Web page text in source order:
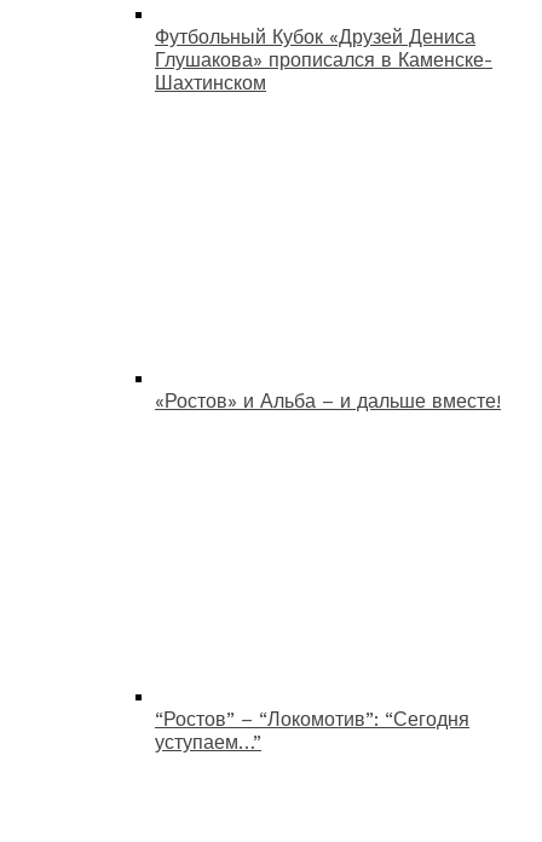
Футбольный Кубок «Друзей Дениса
Глушакова» прописался в Каменске-
Шахтинском
«Ростов» и Альба – и дальше вместе!
“Ростов” – “Локомотив”: “Сегодня
уступаем…”